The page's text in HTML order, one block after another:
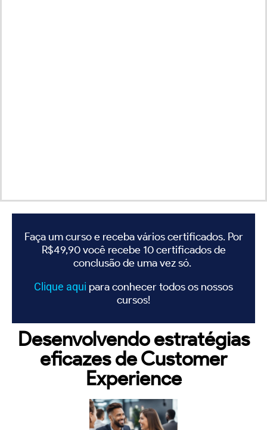
Faça um curso e receba vários certificados. Por
R$49,90 você recebe 10 certificados de
conclusão de uma vez só.
Clique aqui para conhecer todos os nossos
cursos!
Desenvolvendo estratégias
eficazes de Customer
Experience